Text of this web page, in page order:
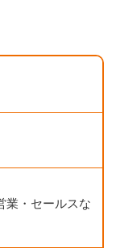
業・セールスな